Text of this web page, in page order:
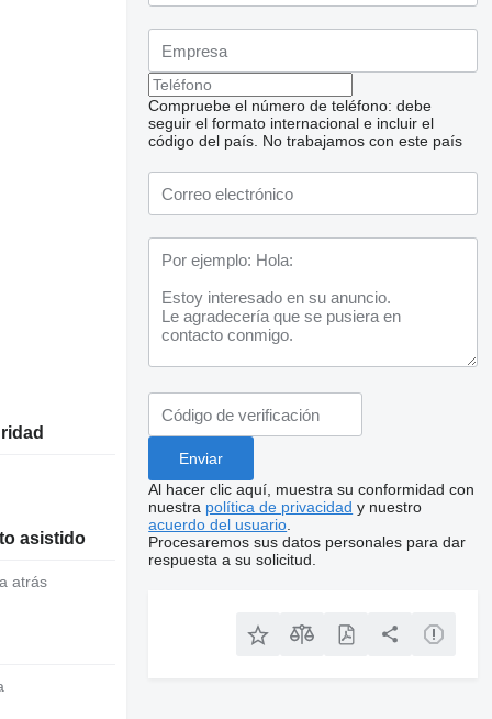
asistido
atrás
Compruebe el número de teléfono: debe
seguir el formato internacional e incluir el
código del país. No trabajamos con este país
Al hacer clic aquí, muestra su conformidad con
nuestra política de privacidad y nuestro
acuerdo del usuario
Procesaremos sus datos personales para dar
respuesta a su solicitud.